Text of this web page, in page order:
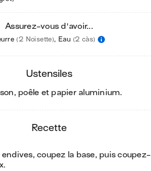
Assurez-vous d'avoir...
(2 Noisette), Eau (2 càs)
ustensiles
poêle et papier aluminium.
recette
endives, coupez la base, puis coupez-